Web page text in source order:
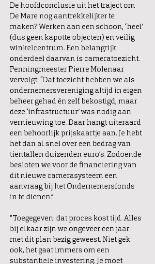
De hoofdconclusie uit het traject om
De Mare nog aantrekkelijker te
maken? Werken aan een schoon, ‘heel’
(dus geen kapotte objecten) en veilig
winkelcentrum. Een belangrijk
onderdeel daarvan is cameratoezicht.
Penningmeester Pierre Molenaar
vervolgt: “Dat toezicht hebben we als
ondernemersvereniging altijd in eigen
beheer gehad én zelf bekostigd, maar
deze ‘infrastructuur’ was nodig aan
vernieuwing toe. Daar hangt uiteraard
een behoorlijk prijskaartje aan. Je hebt
het dan al snel over een bedrag van
tientallen duizenden euro’s. Zodoende
besloten we voor de financiering van
dit nieuwe camerasysteem een
aanvraag bij het Ondernemersfonds
in te dienen.”
“Toegegeven: dat proces kost tijd. Alles
bij elkaar zijn we ongeveer een jaar
met dit plan bezig geweest. Niet gek
ook, het gaat immers om een
substantiële investering. Je moet